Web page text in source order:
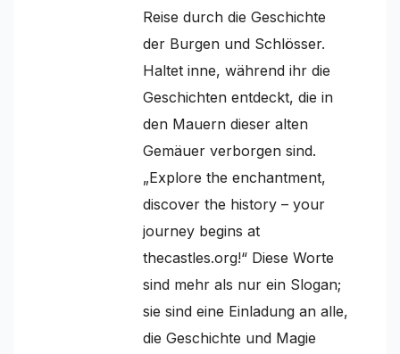
Reise durch die Geschichte
der Burgen und Schlösser.
Haltet inne, während ihr die
Geschichten entdeckt, die in
den Mauern dieser alten
Gemäuer verborgen sind.
„Explore the enchantment,
discover the history – your
journey begins at
thecastles.org!“ Diese Worte
sind mehr als nur ein Slogan;
sie sind eine Einladung an alle,
die Geschichte und Magie